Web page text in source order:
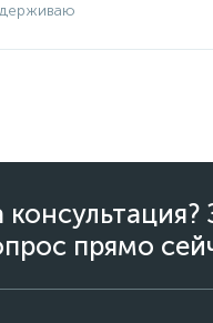
прямо